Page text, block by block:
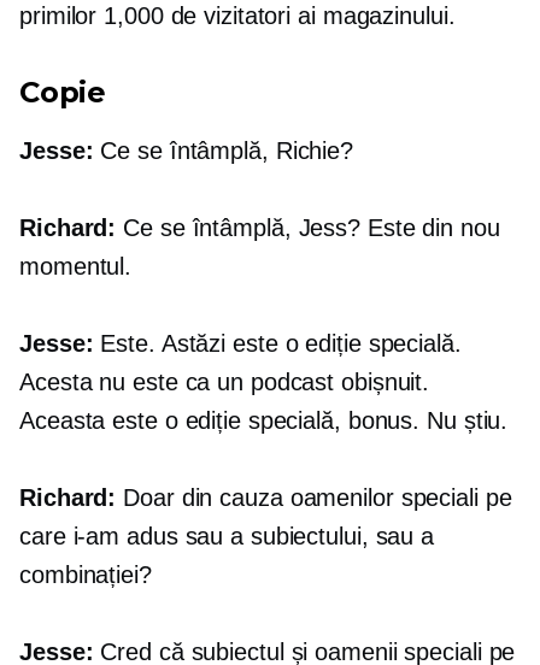
primilor 1,000 de vizitatori ai magazinului.
Copie
Jesse: Ce se întâmplă, Richie?
Richard: Ce se întâmplă, Jess? Este din nou
momentul.
Jesse: Este. Astăzi este o ediție specială.
Acesta nu este ca un podcast obișnuit.
Aceasta este o ediție specială, bonus. Nu știu.
Richard: Doar din cauza oamenilor speciali pe
care i-am adus sau a subiectului, sau a
combinației?
Jesse: Cred că subiectul și oamenii speciali pe